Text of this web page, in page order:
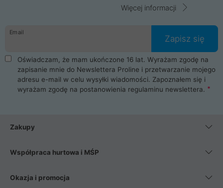
Więcej informacji
Email
Zapisz się
Oświadczam, że mam ukończone 16 lat. Wyrażam zgodę na
zapisanie mnie do Newslettera Proline i przetwarzanie mojego
adresu e-mail w celu wysyłki wiadomości. Zapoznałem się i
wyrażam zgodę na postanowienia regulaminu newslettera.
Zakupy
Współpraca hurtowa i MŚP
Okazja i promocja